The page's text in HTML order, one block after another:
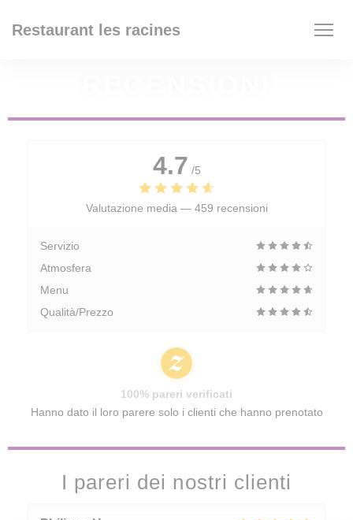
Restaurant les racines
I pareri dei nostri clienti
4.7 /5
Valutazione media — 459 recensioni
Servizio
Atmosfera
Menu
Qualità/Prezzo
100% pareri verificati
Hanno dato il loro parere solo i clienti che hanno prenotato